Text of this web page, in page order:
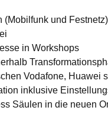
und
in Workshops
Vodafone, Huawei
inklusive
Säulen in die neuen